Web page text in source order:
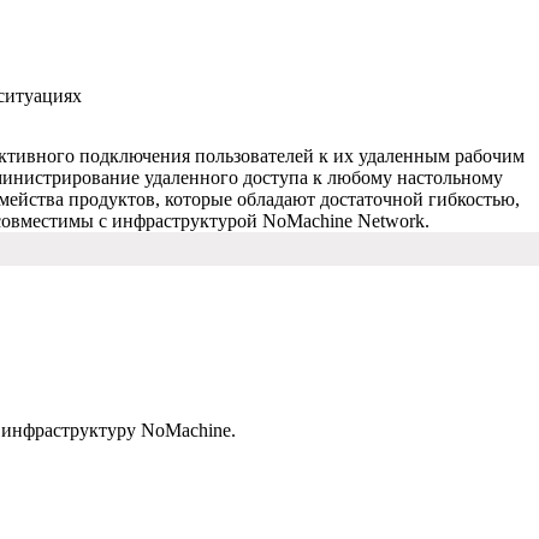
подключения пользователей к их удаленным рабочим
удаленного доступа к любому настольному
продуктов, которые обладают достаточной гибкостью,
с инфраструктурой NoMachine Network.
NoMachine.